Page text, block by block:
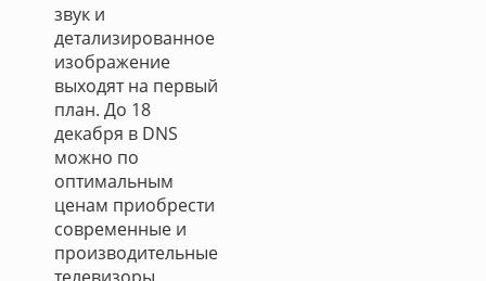
звук и
детализированное
изображение
выходят на первый
план. До 18
декабря в DNS
можно по
оптимальным
ценам приобрести
современные и
производительные